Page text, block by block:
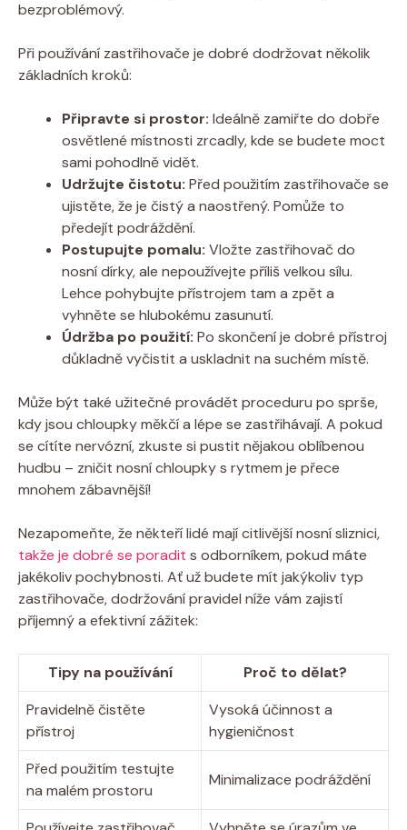
bezproblémový.
Při používání zastřihovače je dobré dodržovat několik
základních kroků:
Připravte si prostor: Ideálně zamiřte do dobře
osvětlené místnosti zrcadly, kde se budete moct
sami pohodlně vidět.
Udržujte čistotu: Před použitím zastřihovače se
ujistěte, že je čistý a naostřený. Pomůže to
předejít podráždění.
Postupujte pomalu: Vložte zastřihovač do
nosní dírky, ale nepoužívejte příliš velkou sílu.
Lehce pohybujte přístrojem tam a zpět a
vyhněte se hlubokému zasunutí.
Údržba po použití: Po skončení je dobré přístroj
důkladně vyčistit a uskladnit na suchém místě.
Může být také užitečné provádět proceduru po sprše,
kdy jsou chloupky měkčí a lépe se zastřihávají. A pokud
se cítíte nervózní, zkuste si pustit nějakou oblíbenou
hudbu – zničit nosní chloupky s rytmem je přece
mnohem zábavnější!
Nezapomeňte, že někteří lidé mají citlivější nosní sliznici,
takže je dobré se poradit s odborníkem, pokud máte
jakékoliv pochybnosti. Ať už budete mít jakýkoliv typ
zastřihovače, dodržování pravidel níže vám zajistí
příjemný a efektivní zážitek:
Tipy na používání
Proč to dělat?
Pravidelně čistěte
přístroj
Vysoká účinnost a
hygieničnost
Před použitím testujte
na malém prostoru
Minimalizace podráždění